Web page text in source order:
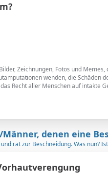
Zeichnungen, Fotos und Memes,
wenden, die Schäden
Recht aller Menschen auf intakte
denen eine
rät zur Beschneidung. Was nun?